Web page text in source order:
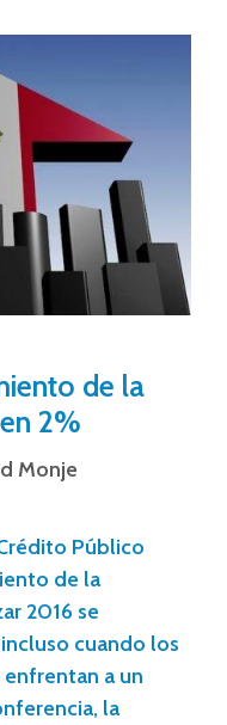
de la
2%
Monje
Público
de la
2016 se
cuando los
a un
la